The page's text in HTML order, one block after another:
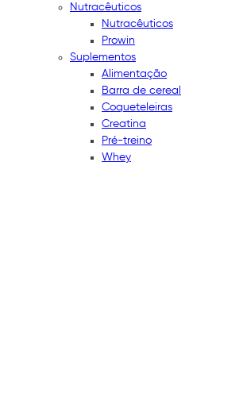
Nutracêuticos
Nutracêuticos
Prowin
Suplementos
Alimentação
Barra de cereal
Coqueteleiras
Creatina
Pré-treino
Whey